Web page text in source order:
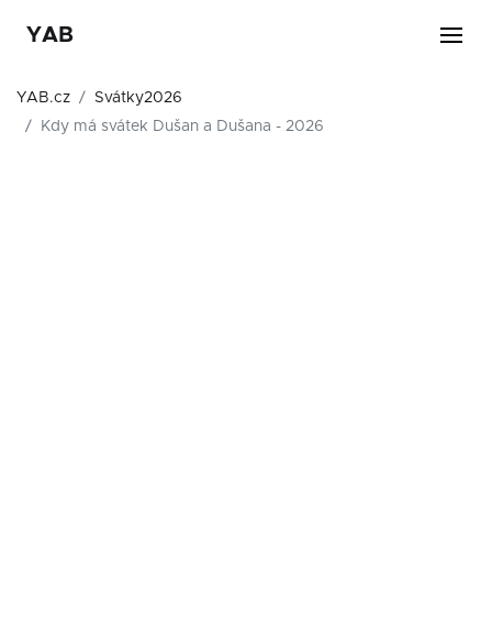
YAB
YAB.cz
Svátky2026
Kdy má svátek Dušan a Dušana - 2026